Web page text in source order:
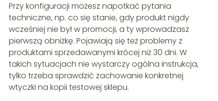
Przy konfiguracji możesz napotkać pytania
techniczne, np. co się stanie, gdy produkt nigdy
wcześniej nie był w promocji, a ty wprowadzasz
pierwszą obniżkę. Pojawiają się też problemy z
produktami sprzedawanymi krócej niż 30 dni. W
takich sytuacjach nie wystarczy ogólna instrukcja,
tylko trzeba sprawdzić zachowanie konkretnej
wtyczki na kopii testowej sklepu.